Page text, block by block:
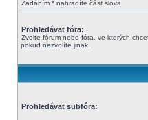
Zadáním * nahradíte část slova
Prohledávat fóra:
Zvolte fórum nebo fóra, ve kterých
pokud nezvolíte jinak.
Prohledávat subfóra: